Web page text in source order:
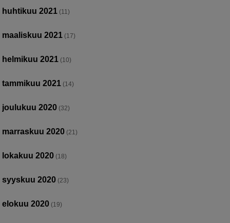
huhtikuu 2021 (11)
maaliskuu 2021 (17)
helmikuu 2021 (10)
tammikuu 2021 (14)
joulukuu 2020 (32)
marraskuu 2020 (21)
lokakuu 2020 (18)
syyskuu 2020 (23)
elokuu 2020 (19)